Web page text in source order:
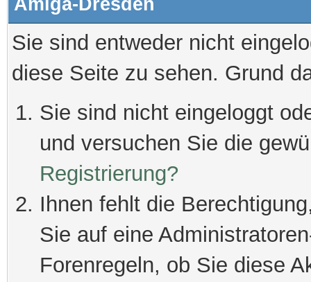
Sie sind entweder nicht
diese Seite zu sehen. Grund
Sie sind nicht eingeloggt
und versuchen Sie die
Registrierung?
Ihnen fehlt die
Sie auf eine
Forenregeln, ob Sie diese